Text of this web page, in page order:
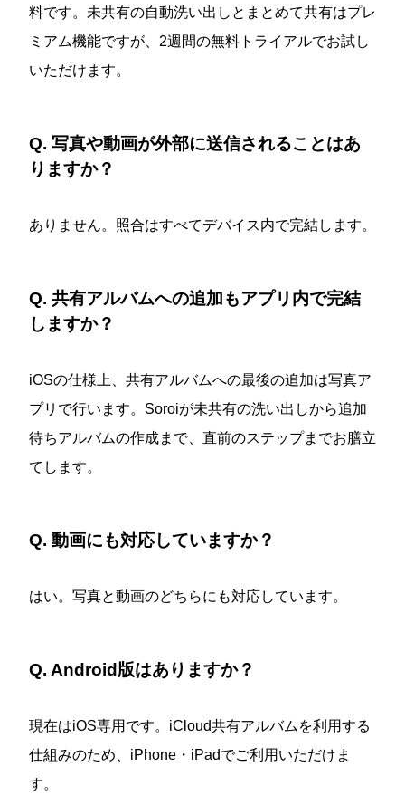
料です。未共有の自動洗い出しとまとめて共有はプレ
ミアム機能ですが、2週間の無料トライアルでお試し
いただけます。
Q. 写真や動画が外部に送信されることはあ
りますか？
ありません。照合はすべてデバイス内で完結します。
Q. 共有アルバムへの追加もアプリ内で完結
しますか？
iOSの仕様上、共有アルバムへの最後の追加は写真ア
プリで行います。Soroiが未共有の洗い出しから追加
待ちアルバムの作成まで、直前のステップまでお膳立
てします。
Q. 動画にも対応していますか？
はい。写真と動画のどちらにも対応しています。
Q. Android版はありますか？
現在はiOS専用です。iCloud共有アルバムを利用する
仕組みのため、iPhone・iPadでご利用いただけま
す。